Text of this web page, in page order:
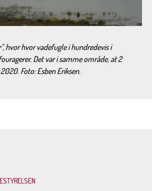
hvor hvor vadefugle i hundredevis i
Det var i samme område, at 2
Foto: Esben Eriksen.